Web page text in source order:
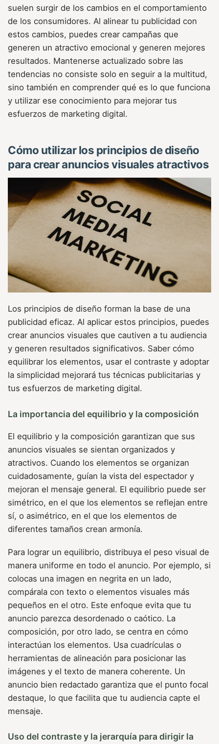
suelen surgir de los cambios en el comportamiento
de los consumidores. Al alinear tu publicidad con
estos cambios, puedes crear campañas que
generen un atractivo emocional y generen mejores
resultados. Mantenerse actualizado sobre las
tendencias no consiste solo en seguir a la multitud,
sino también en comprender qué es lo que funciona
y utilizar ese conocimiento para mejorar tus
esfuerzos de marketing digital.
Cómo utilizar los principios de diseño
para crear anuncios visuales atractivos
Los principios de diseño forman la base de una
publicidad eficaz. Al aplicar estos principios, puedes
crear anuncios visuales que cautiven a tu audiencia
y generen resultados significativos. Saber cómo
equilibrar los elementos, usar el contraste y adoptar
la simplicidad mejorará tus técnicas publicitarias y
tus esfuerzos de marketing digital.
La importancia del equilibrio y la composición
El equilibrio y la composición garantizan que sus
anuncios visuales se sientan organizados y
atractivos. Cuando los elementos se organizan
cuidadosamente, guían la vista del espectador y
mejoran el mensaje general. El equilibrio puede ser
simétrico, en el que los elementos se reflejan entre
sí, o asimétrico, en el que los elementos de
diferentes tamaños crean armonía.
Para lograr un equilibrio, distribuya el peso visual de
manera uniforme en todo el anuncio. Por ejemplo, si
colocas una imagen en negrita en un lado,
compárala con texto o elementos visuales más
pequeños en el otro. Este enfoque evita que tu
anuncio parezca desordenado o caótico. La
composición, por otro lado, se centra en cómo
interactúan los elementos. Usa cuadrículas o
herramientas de alineación para posicionar las
imágenes y el texto de manera coherente. Un
anuncio bien redactado garantiza que el punto focal
destaque, lo que facilita que tu audiencia capte el
mensaje.
Uso del contraste y la jerarquía para dirigir la